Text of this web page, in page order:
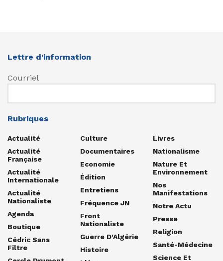
Lettre d’information
Courriel
Rubriques
Actualité
Actualité
Française
Actualité
Internationale
Actualité
Nationaliste
Agenda
Boutique
Cédric Sans
Filtre
Culture
Documentaires
Economie
Édition
Entretiens
Fréquence JN
Front
Nationaliste
Guerre D'Algérie
Histoire
Livres
Nationalisme
Nature Et
Environnement
Nos
Manifestations
Notre Actu
Presse
Religion
Santé-Médecine
Science Et